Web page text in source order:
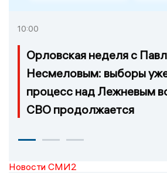
10:00
Орловская неделя с
Несмеловым: выборы
процесс над Лежневым
СВО продолжается
Новости СМИ2